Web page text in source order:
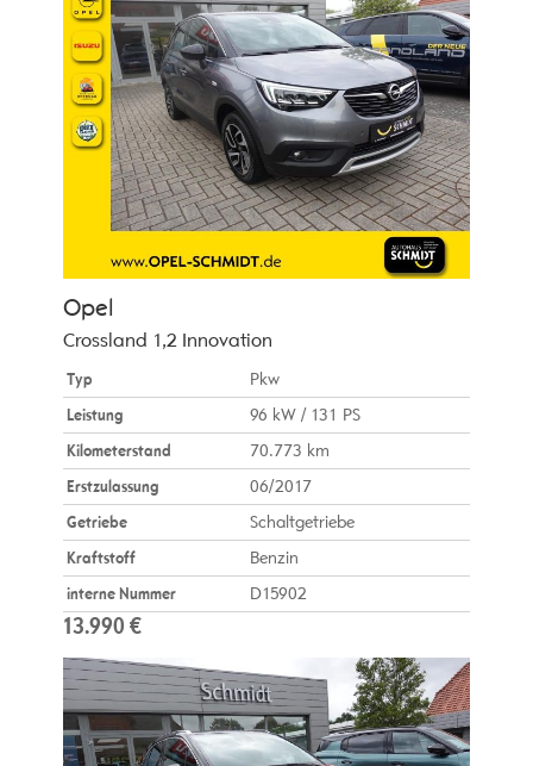
Opel
Crossland 1,2 Innovation
Typ
Pkw
Leistung
96 kW / 131 PS
Kilometerstand
70.773 km
Erstzulassung
06/2017
Getriebe
Schaltgetriebe
Kraftstoff
Benzin
interne Nummer
D15902
13.990 €